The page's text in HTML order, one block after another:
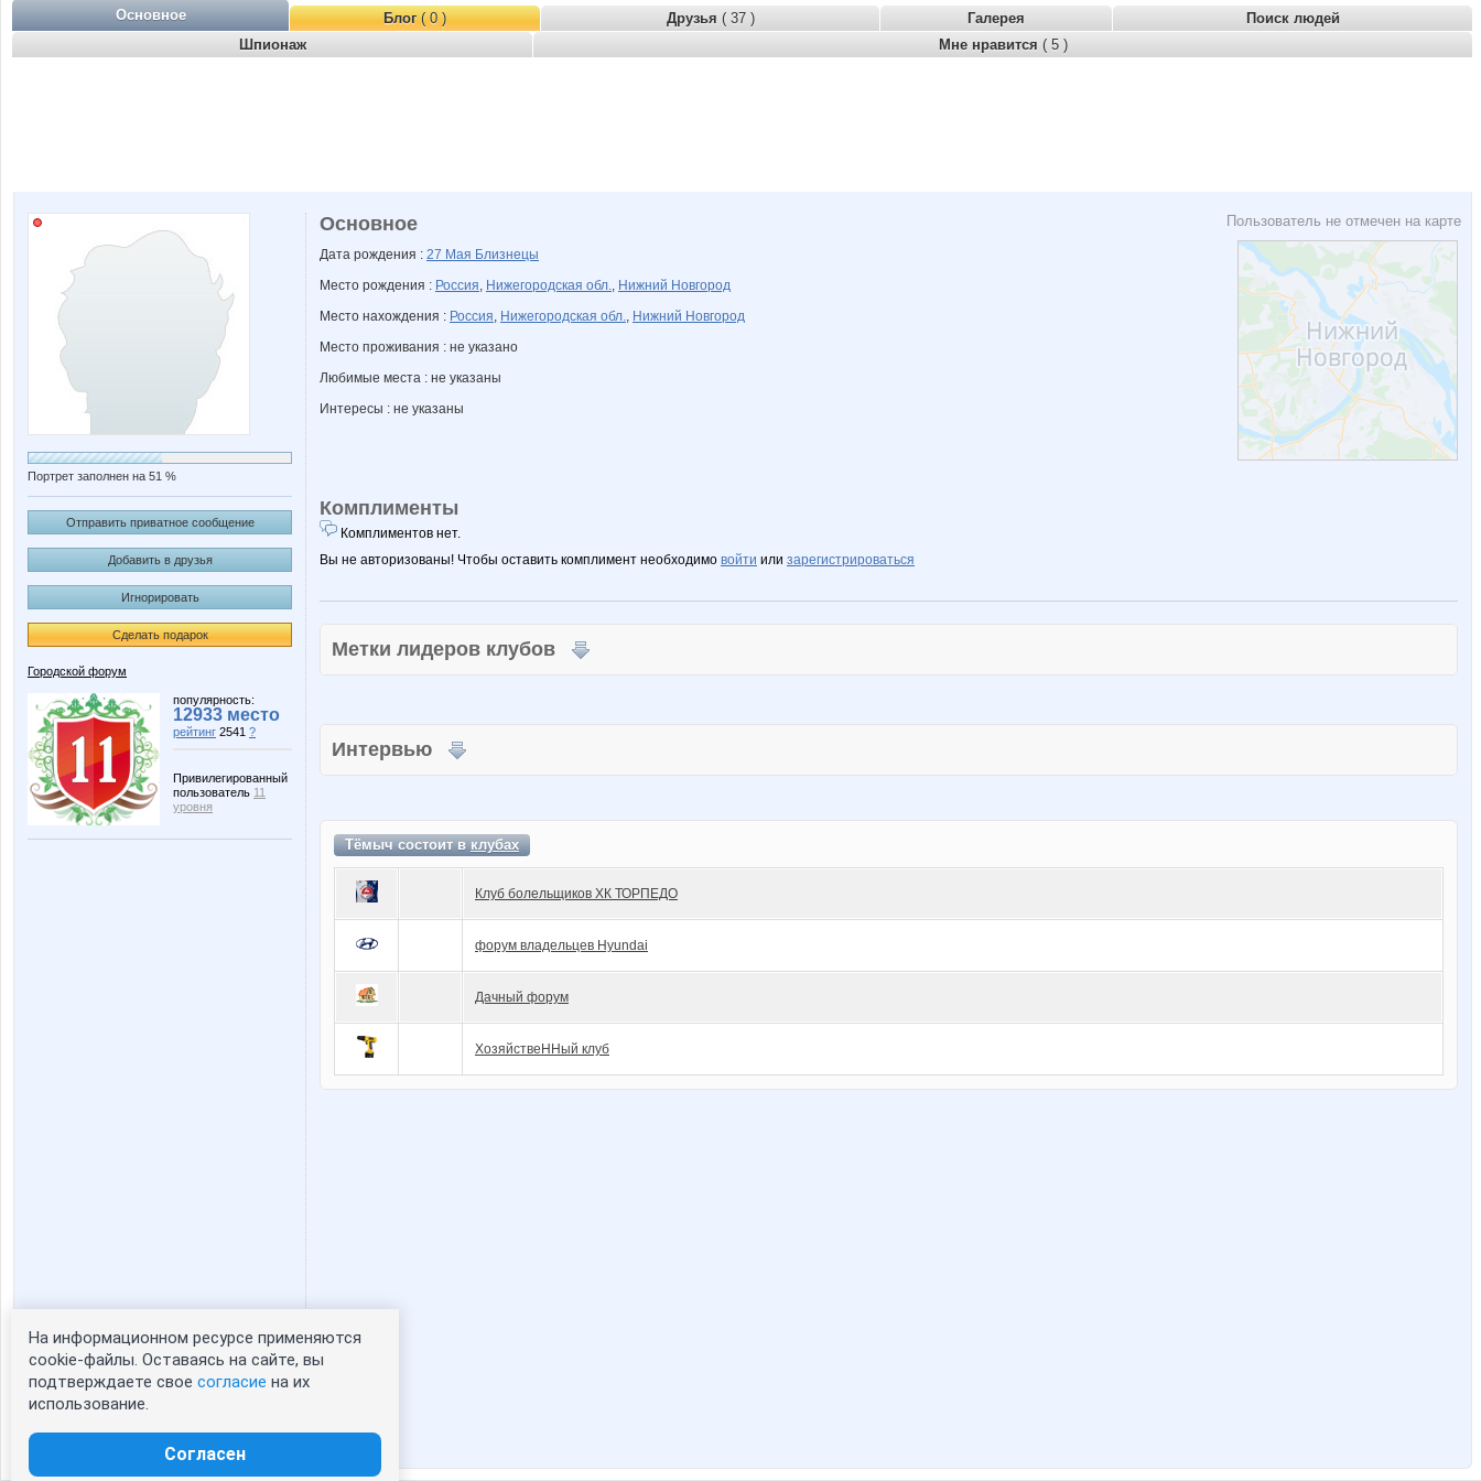
Основное Блог( 0 ) Друзья ( 37 ) Галерея
Поиск людей
Шпионаж
Мне нравится ( 5 )
Портрет заполнен на 51 %
Отправить приватное сообщение
Добавить в друзья
Игнорировать
Сделать подарок
Городской форум
популярность:
12933 место
рейтинг 2541 ?
Привилегированный
пользователь 11
уровня
Статистика портрета:
сейчас просматривают портрет - 0
зарегистрированные пользователи
Пользователь не отмечен на карте
Основное
Дата рождения : 27 Мая Близнецы
Место рождения : Россия, Нижегородская обл., Нижний Новгород
Место нахождения : Россия, Нижегородская обл., Нижний Новгород
Место проживания : не указано
Любимые места : не указаны
Интересы : не указаны
Комплименты
Комплиментов нет.
Вы не авторизованы! Чтобы оставить комплимент необходимо войти или зарегистрироваться
Метки лидеров клубов
Интервью
Тёмыч состоит вклубах
Клуб болельщиков ХК ТОРПЕДО
форум владельцев Hyundai
Дачный форум
ХозяйствеННый клуб
На информационном ресурсе применяются
cookie-файлы. Оставаясь на сайте, вы
подтверждаете свое согласие на их
использование.
Согласен